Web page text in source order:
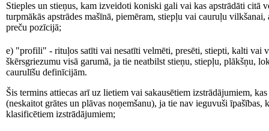
Stieples un stieņus, kam izveidoti koniski gali vai kas apstrādāti citā
turpmākās apstrādes mašīnā, piemēram, stiepļu vai cauruļu
preču pozīcijā;
e) "profili" - rituļos satīti vai nesatīti velmēti, presēti, stiepti, kalti vai
škērsgriezumu visā garumā, ja tie neatbilst stieņu, stiepļu, plākšņu,
caurulīšu definīcijām.
Šis termins attiecas arī uz lietiem vai sakausētiem izstrādājumiem,
(neskaitot grātes un plāvas noņemšanu), ja tie nav ieguvuši īpašības,
klasificētiem izstrādājumiem;